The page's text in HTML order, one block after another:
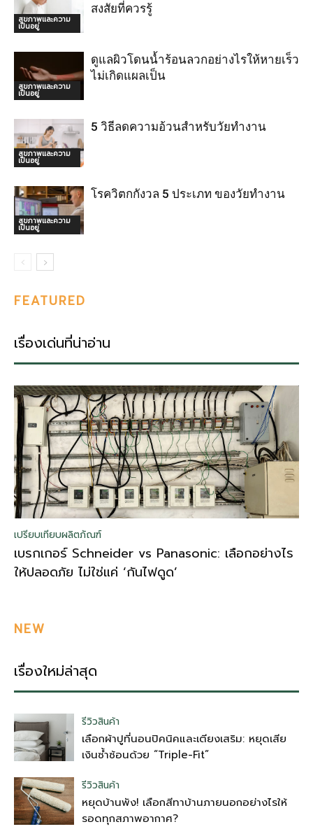
สุขภาพและความ
เป็นอยู่
สงสัยที่ควรรู้
สุขภาพและความ
เป็นอยู่
ดูแลผิวโดนน้ำร้อนลวกอย่างไรให้หายเร็ว
ไม่เกิดแผลเป็น
สุขภาพและความ
เป็นอยู่
5 วิธีลดความอ้วนสำหรับวัยทำงาน
สุขภาพและความ
เป็นอยู่
โรควิตกกังวล 5 ประเภท ของวัยทำงาน
FEATURED
เรื่องเด่นที่น่าอ่าน
เปรียบเทียบผลิตภัณฑ์
เบรกเกอร์ Schneider vs Panasonic: เลือกอย่างไร
ให้ปลอดภัย ไม่ใช่แค่ ‘กันไฟดูด’
NEW
เรื่องใหม่ล่าสุด
รีวิวสินค้า
เลือกผ้าปูที่นอนปิคนิคและเตียงเสริม: หยุดเสีย
เงินซ้ำซ้อนด้วย “Triple-Fit”
รีวิวสินค้า
หยุดบ้านพัง! เลือกสีทาบ้านภายนอกอย่างไรให้
รอดทุกสภาพอากาศ?